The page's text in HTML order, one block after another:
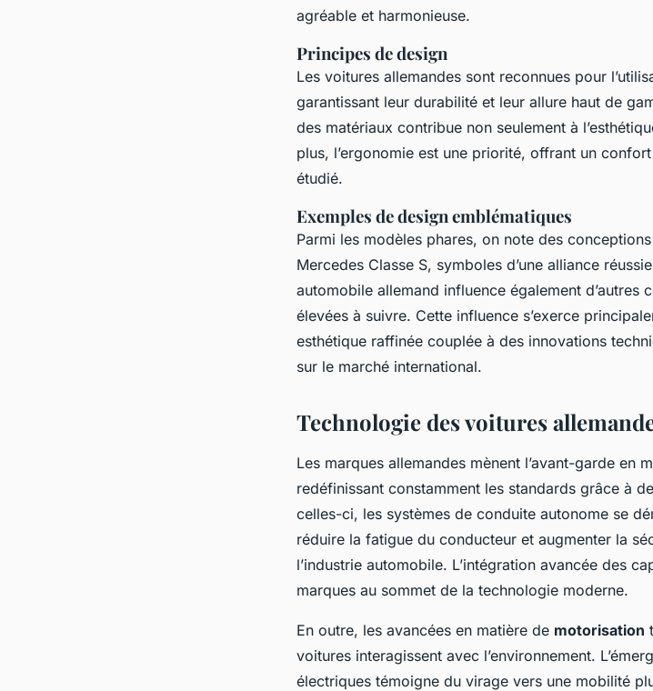
agréable et harmonieuse.
Principes de design
Les voitures allemandes sont reconnues pour
garantissant leur durabilité et leur allure haut de
des matériaux contribue non seulement à
plus, l’ergonomie est une priorité, offrant un
étudié.
Exemples de design emblématiques
Parmi les modèles phares, on note des
Mercedes Classe S, symboles d’une alliance
automobile allemand influence également d’autres
élevées à suivre. Cette influence s’exerce
esthétique raffinée couplée à des innovations
sur le marché international.
Technologie des voitures
Les marques allemandes mènent l’avant-garde en
redéfinissant constamment les standards grâce à
celles-ci, les systèmes de conduite autonome se
réduire la fatigue du conducteur et augmenter la
l’industrie automobile. L’intégration avancée des
marques au sommet de la technologie moderne.
En outre, les avancées en matière de motorisation
voitures interagissent avec l’environnement.
électriques témoigne du virage vers une mobilité